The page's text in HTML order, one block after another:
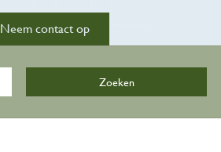
Neem contact op
Overzicht
Kalender